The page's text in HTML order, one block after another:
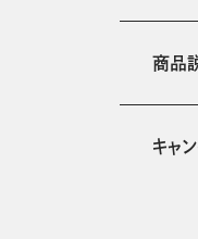
商品
キャ